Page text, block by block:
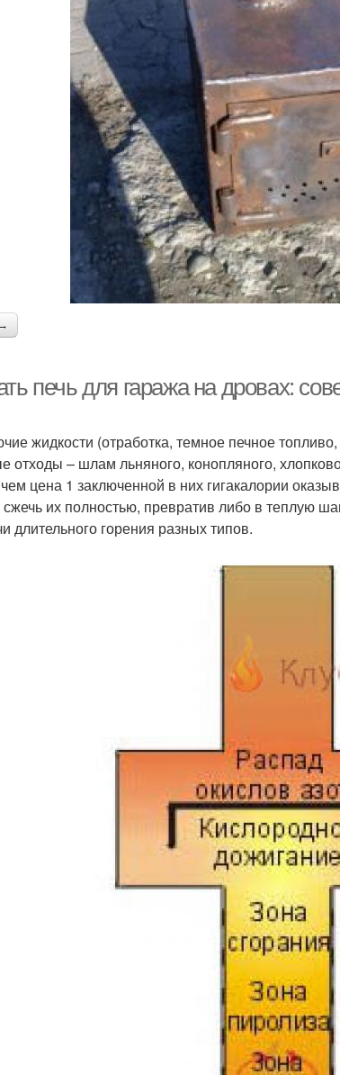
печь для гаража на дровах:
жидкости (отработка, темное печное
отходы – шлам льняного, конопляного,
цена 1 заключенной в них гигакалории
их полностью, превратив либо в теплую
длительного горения разных типов.